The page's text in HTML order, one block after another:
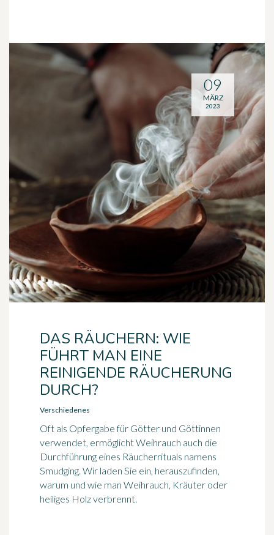
DAS RÄUCHERN: WIE
FÜHRT MAN EINE
REINIGENDE RÄUCHERUNG
DURCH?
Verschiedenes
Oft als Opfergabe für Götter und Göttinnen
verwendet, ermöglicht Weihrauch auch die
Durchführung eines Räucherrituals namens
Smudging. Wir laden Sie ein, herauszufinden,
warum und wie man Weihrauch, Kräuter oder
heiliges Holz verbrennt.
09
MÄRZ
2023